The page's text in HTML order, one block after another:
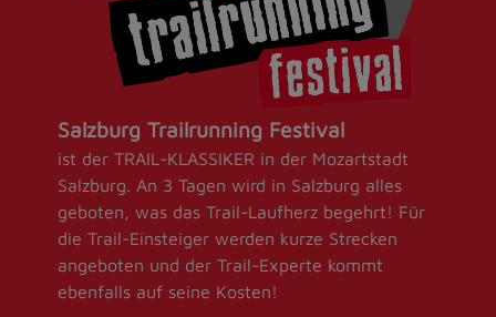
Salzburg Trailrunning Festival
ist der TRAIL-KLASSIKER in der Mozartstadt
Salzburg. An 3 Tagen wird in Salzburg alles
geboten, was das Trail-Laufherz begehrt! Für
die Trail-Einsteiger werden kurze Strecken
angeboten und der Trail-Experte kommt
ebenfalls auf seine Kosten!